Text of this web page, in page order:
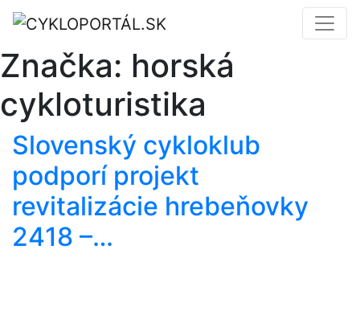
Značka: horská
cykloturistika
Slovenský cykloklub
podporí projekt
revitalizácie hrebeňovky
2418 –…